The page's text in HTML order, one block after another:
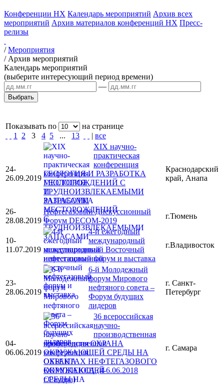
Конференции НХ Календарь мероприятий Архив всех
мероприятий Архив материалов конференций НХ Пресс-
релизы
/Мероприятия
/ Архив мероприятий
Календарь мероприятий
(выберите интересующий период времени)
—
Показывать по
на странице
1
2 3 4 5 ... 13 | все
24-
26.09.2019
XIX научно-
практическая
конференция
ГЕОЛОГИЯ И РАЗРАБОТКА
МЕСТОРОЖДЕНИЙ С
ТРУДНОИЗВЛЕКАЕМЫМИ
ЗАПАСАМИ
Краснодарский
край, Анапа
26-
28.08.2019
Нефтегазовый Дискуссионный
Форум DECOM-2019
г.Тюмень
10-
11.07.2019
4-й ежегодный
международный
инвестиционный Восточный
нефтегазовый форум и выставка
г.Владивосток
23-
28.06.2019
6-й Молодежный
форум Мирового
нефтяного совета –
Форум будущих
лидеров
г. Санкт-
Петербург
04-
06.06.2019
36 всероссийская
научно-
производственная
конференция ОХРАНА
ОКРУЖАЮЩЕЙ СРЕДЫ НА
ОБЪЕКТАХ НЕФТЕГАЗОВОГО
КОМПЛЕКСА (4-6.06.2018
г.Самара)
г. Самара